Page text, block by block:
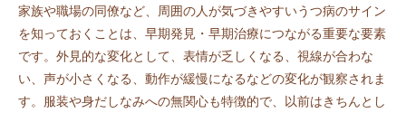
家族や職場の同僚など、周囲の人が気づきやすいうつ病のサイン
を知っておくことは、早期発見・早期治療につながる重要な要素
です。外見的な変化として、表情が乏しくなる、視線が合わな
い、声が小さくなる、動作が緩慢になるなどの変化が観察されま
す。服装や身だしなみへの無関心も特徴的で、以前はきちんとし